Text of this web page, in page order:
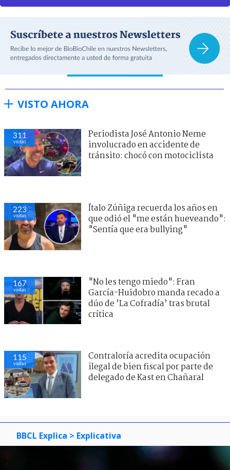
VISTO AHORA
311
visitas
Periodista José Antonio Neme
involucrado en accidente de
tránsito: chocó con motociclista
223
visitas
Ítalo Zúñiga recuerda los años en
que odió el "me están hueveando":
"Sentía que era bullying"
167
visitas
"No les tengo miedo": Fran
García-Huidobro manda recado a
dúo de ’La Cofradía’ tras brutal
crítica
115
visitas
Contraloría acredita ocupación
ilegal de bien fiscal por parte de
delegado de Kast en Chañaral
BBCL Explica > Explicativa